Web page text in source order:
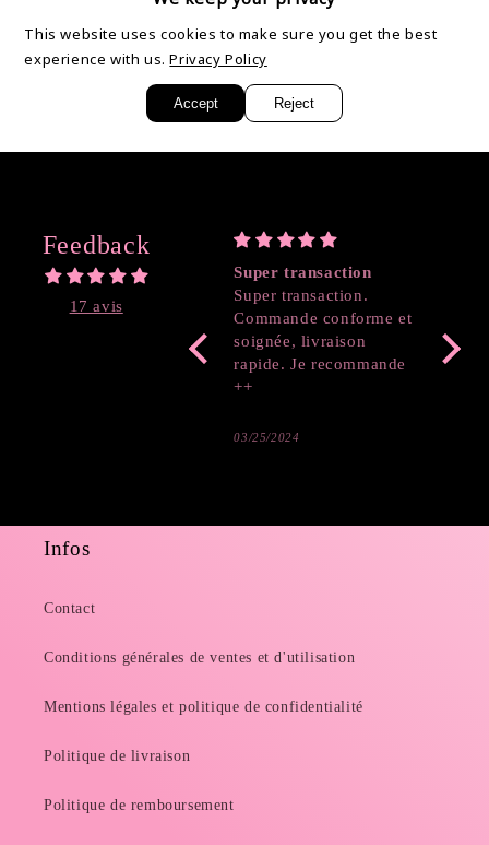
Partager
Feedback
17 avis
Super transaction
Super transaction.
Commande conforme et
soignée, livraison
rapide. Je recommande
++
03/25/2024
Infos
Contact
Conditions générales de ventes et d'utilisation
Mentions légales et politique de confidentialité
Politique de livraison
Politique de remboursement
This website uses cookies to make sure you get the best
experience with us. Privacy Policy
Accept Reject